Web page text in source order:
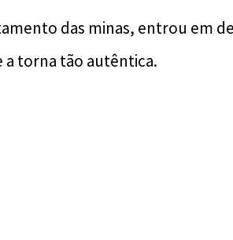
das minas, entrou em
torna tão autêntica.